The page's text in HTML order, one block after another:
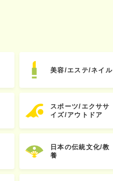
美容/エステ/ネイル
スポーツ/エクササ
イズ/アウトドア
日本の伝統文化/教
養